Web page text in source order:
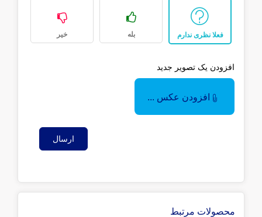
فعلا نظری ندارم بله خیر
افزودن یک تصویر جدید
افزودن عکس ...
ارسال
محصولات مرتبط